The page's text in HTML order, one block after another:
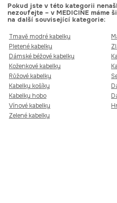
Pokud jste v této kategorii
nezoufejte – v MEDICINE máme
na další související kategorie:
Tmavě modré kabelky
Pletené kabelky
Dámské béžové kabelky
Koženkové kabelky
Růžové kabelky
Kabelky košíky
Kabelky hobo
Vínové kabelky
Zelené kabelky